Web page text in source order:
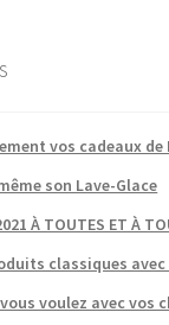
vos cadeaux de
son Lave-Glace
À TOUTES ET À
classiques avec
voulez avec vos